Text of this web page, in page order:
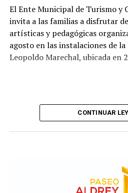
obra.
El Ente Municipal de Turismo y
invita a las familias a disfrutar
artísticas y pedagógicas
agosto en las instalaciones de
Leopoldo Marechal, ubicada en
Culturales”, a cargo del grupo
10 a 12 en la Biblioteca de
ubicada en el primer piso del
CONTINUAR